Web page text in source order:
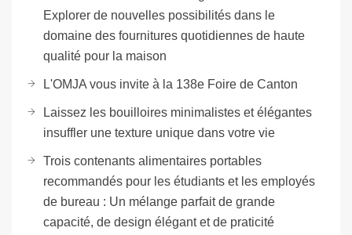
Explorer de nouvelles possibilités dans le
domaine des fournitures quotidiennes de haute
qualité pour la maison
L'OMJA vous invite à la 138e Foire de Canton
Laissez les bouilloires minimalistes et élégantes
insuffler une texture unique dans votre vie
Trois contenants alimentaires portables
recommandés pour les étudiants et les employés
de bureau : Un mélange parfait de grande
capacité, de design élégant et de praticité